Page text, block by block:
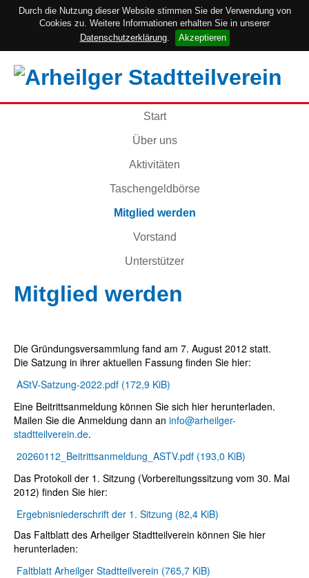
Durch die Nutzung dieser Website stimmen Sie der Verwendung von
Cookies zu. Weitere Informationen erhalten Sie in unserer
Datenschutzerklärung. Akzeptieren
Start
Über uns
Aktivitäten
Taschengeldbörse
Mitglied werden
Vorstand
Unterstützer
Mitglied werden
Die Gründungsversammlung fand am 7. August 2012 statt.
Die Satzung in ihrer aktuellen Fassung finden Sie hier:
AStV-Satzung-2022.pdf (172,9 KiB)
Eine Beitrittsanmeldung können Sie sich hier herunterladen.
Mailen Sie die Anmeldung dann an info@arheilger-
stadtteilverein.de.
20260112_Beitrittsanmeldung_ASTV.pdf (193,0 KiB)
Das Protokoll der 1. Sitzung (Vorbereitungssitzung vom 30. Mai
2012) finden Sie hier:
Ergebnisniederschrift der 1. Sitzung (82,4 KiB)
Das Faltblatt des Arheilger Stadtteilverein können Sie hier
herunterladen:
Faltblatt Arheilger Stadtteilverein (765,7 KiB)